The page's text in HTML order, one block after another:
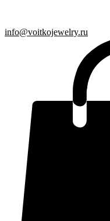
info@voitkojewelry.ru